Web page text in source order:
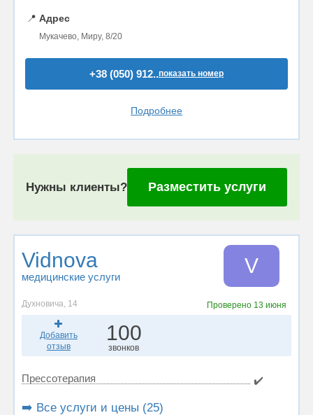
📍 Адрес
Мукачево, Миру, 8/20
+38 (050) 912..показать номер
Подробнее
Нужны клиенты? Разместить услуги
Vidnova
медицинские услуги V
Духновича, 14 Проверено 13 июня
Добавить
отзыв
100
звонков
Прессотерапия ✔️
➡️ Все услуги и цены (25)